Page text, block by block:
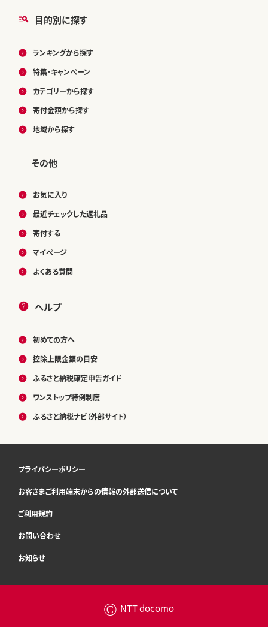
目的別に探す
ランキングから探す
特集・キャンペーン
カテゴリーから探す
寄付金額から探す
地域から探す
その他
お気に入り
最近チェックした返礼品
寄付する
マイページ
よくある質問
ヘルプ
初めての方へ
控除上限金額の目安
ふるさと納税確定申告ガイド
ワンストップ特例制度
ふるさと納税ナビ（外部サイト）
プライバシーポリシー
お客さまご利用端末からの情報の外部送信について
ご利用規約
お問い合わせ
お知らせ
© NTT docomo